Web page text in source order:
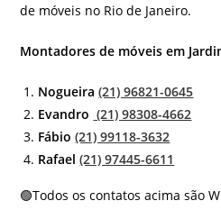
de móveis no Rio de Janeiro.
Montadores de móveis em
Nogueira(21) 96821-0645
Evandro (21) 98308-4662
Fábio(21) 99118-3632
Rafael(21) 97445-6611
🟢Todos os contatos acima são